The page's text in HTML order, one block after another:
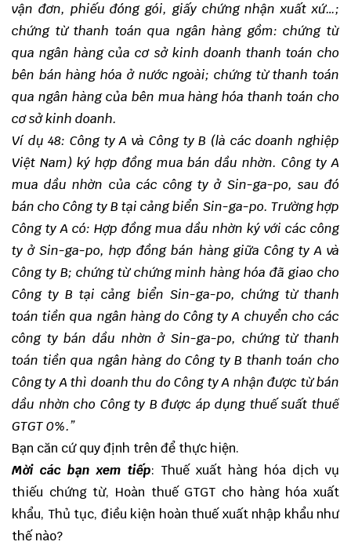
vận đơn, phiếu đóng gói, giấy chứng nhận xuất xứ…;
chứng từ thanh toán qua ngân hàng gồm: chứng từ
qua ngân hàng của cơ sở kinh doanh thanh toán cho
bên bán hàng hóa ở nước ngoài; chứng từ thanh toán
qua ngân hàng của bên mua hàng hóa thanh toán cho
cơ sở kinh doanh.
Ví dụ 48: Công ty A và Công ty B (là các doanh nghiệp
Việt Nam) ký hợp đồng mua bán dầu nhờn. Công ty A
mua dầu nhờn của các công ty ở Sin-ga-po, sau đó
bán cho Công ty B tại cảng biển Sin-ga-po. Trường hợp
Công ty A có: Hợp đồng mua dầu nhờn ký với các công
ty ở Sin-ga-po, hợp đồng bán hàng giữa Công ty A và
Công ty B; chứng từ chứng minh hàng hóa đã giao cho
Công ty B tại cảng biển Sin-ga-po, chứng từ thanh
toán tiền qua ngân hàng do Công ty A chuyển cho các
công ty bán dầu nhờn ở Sin-ga-po, chứng từ thanh
toán tiền qua ngân hàng do Công ty B thanh toán cho
Công ty A thì doanh thu do Công ty A nhận được từ bán
dầu nhờn cho Công ty B được áp dụng thuế suất thuế
GTGT 0%.”
Bạn căn cứ quy định trên để thực hiện.
Mời các bạn xem tiếp: Thuế xuất hàng hóa dịch vụ
thiếu chứng từ, Hoàn thuế GTGT cho hàng hóa xuất
khẩu, Thủ tục, điều kiện hoàn thuế xuất nhập khẩu như
thế nào?